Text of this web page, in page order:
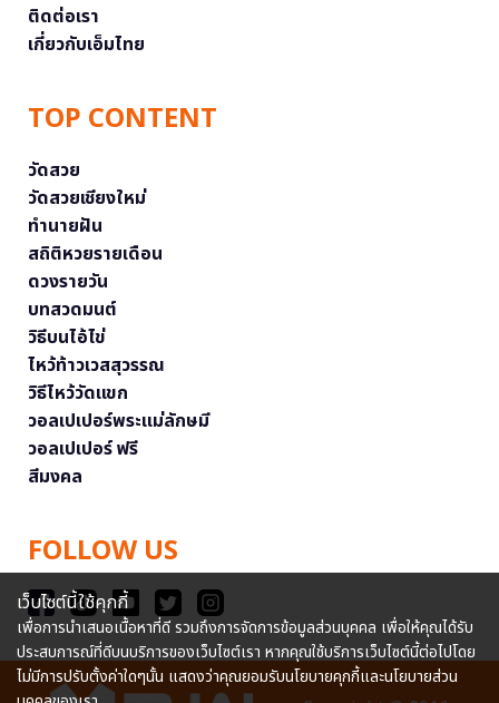
ติดต่อเรา
เกี่ยวกับเอ็มไทย
TOP CONTENT
วัดสวย
วัดสวยเชียงใหม่
ทำนายฝัน
สถิติหวยรายเดือน
ดวงรายวัน
บทสวดมนต์
วิธีบนไอ้ไข่
ไหว้ท้าวเวสสุวรรณ
วิธีไหว้วัดแขก
วอลเปเปอร์พระแม่ลักษมี
วอลเปเปอร์ ฟรี
สีมงคล
FOLLOW US
เว็บไซต์นี้ใช้คุกกี้
เพื่อการนำเสนอเนื้อหาที่ดี รวมถึงการจัดการข้อมูลส่วนบุคคล เพื่อให้คุณได้รับ
ประสบการณ์ที่ดีบนบริการของเว็บไซต์เรา หากคุณใช้บริการเว็บไซต์นี้ต่อไปโดย
ไม่มีการปรับตั้งค่าใดๆนั้น แสดงว่าคุณยอมรับนโยบายคุกกี้และนโยบายส่วน